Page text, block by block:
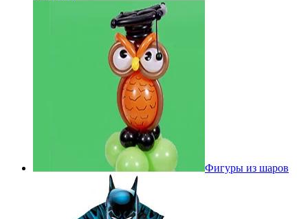
Фигуры из шаров